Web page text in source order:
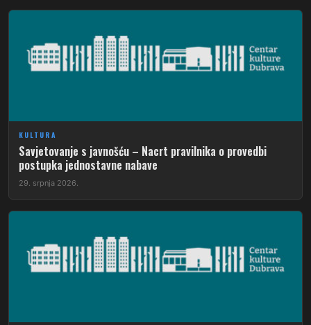
KULTURA
Savjetovanje s javnošću – Nacrt pravilnika o provedbi
postupka jednostavne nabave
29. srpnja 2026.